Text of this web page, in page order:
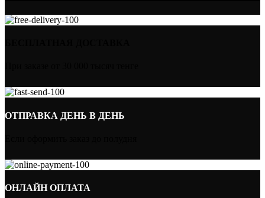
ОТПРАВКА ДЕНЬ В ДЕНЬ
ОНЛАЙН ОПЛАТА